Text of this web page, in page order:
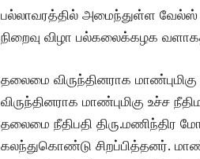
பல்லாவரத்தில் அமைந்துள்ள
நிறைவு விழா பல்கலைக்கழக
தலைமை விருந்தினராக
விருந்தினராக மாண்புமிகு உச்ச
தலைமை நீதிபதி திரு.மணிந்திர
கலந்துகொண்டு சிறப்பித்தனர்.